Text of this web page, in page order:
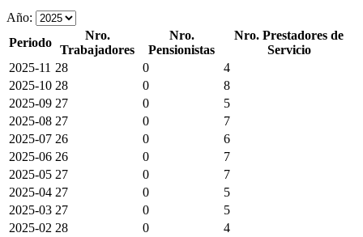
Año:
Periodo
Nro.
Trabajadores
Nro.
Pensionistas
Nro. Prestadores de
Servicio
2025-11 28 0
4
2025-10 28 0
8
2025-09 27 0
5
2025-08 27 0
7
2025-07 26 0
6
2025-06 26 0
7
2025-05 27 0
7
2025-04 27 0
5
2025-03 27 0
5
2025-02 28 0
4